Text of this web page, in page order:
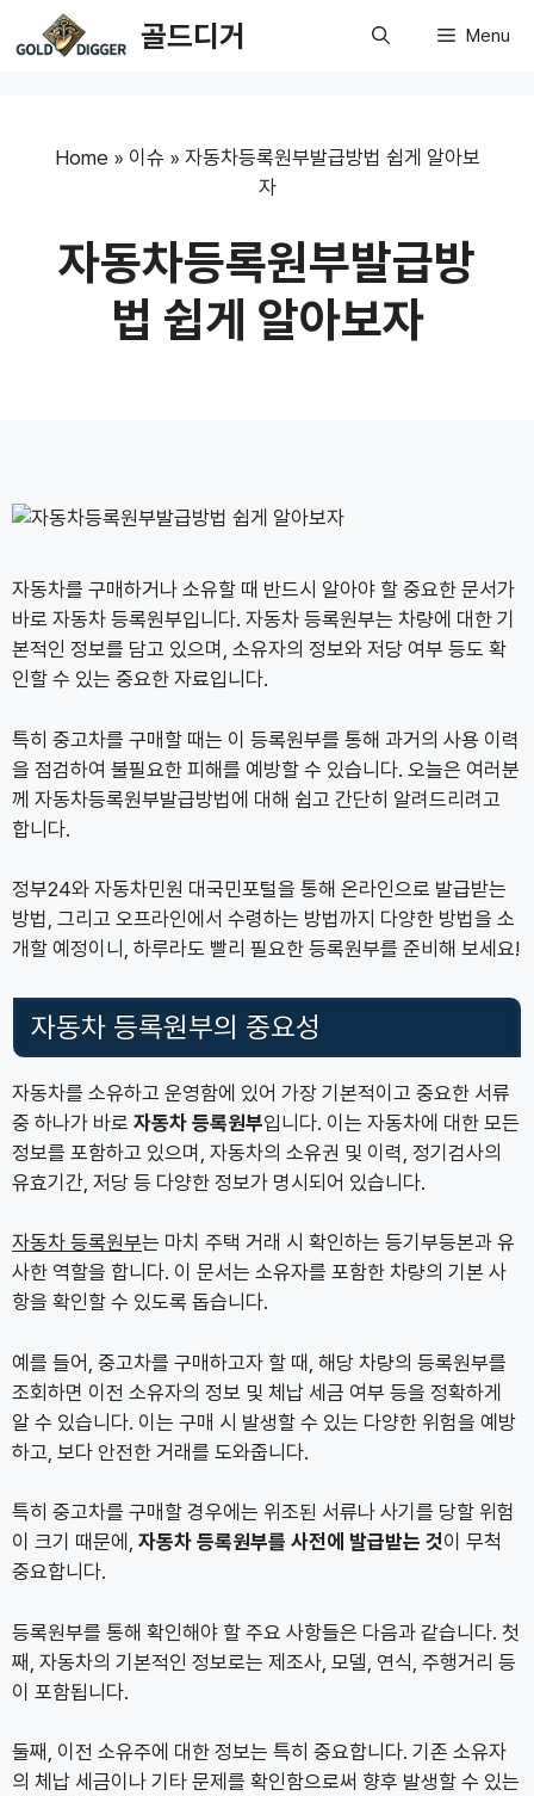
to
골드디거 Menu
Home » 이슈 » 자동차등록원부발급방법 쉽게 알아보
자
자동차등록원부발급방
법 쉽게 알아보자
자동차를 구매하거나 소유할 때 반드시 알아야 할 중요한 문서가
바로 자동차 등록원부입니다. 자동차 등록원부는 차량에 대한 기
본적인 정보를 담고 있으며, 소유자의 정보와 저당 여부 등도 확
인할 수 있는 중요한 자료입니다.
특히 중고차를 구매할 때는 이 등록원부를 통해 과거의 사용 이력
을 점검하여 불필요한 피해를 예방할 수 있습니다. 오늘은 여러분
께 자동차등록원부발급방법에 대해 쉽고 간단히 알려드리려고
합니다.
정부24와 자동차민원 대국민포털을 통해 온라인으로 발급받는
방법, 그리고 오프라인에서 수령하는 방법까지 다양한 방법을 소
개할 예정이니, 하루라도 빨리 필요한 등록원부를 준비해 보세요!
자동차 등록원부의 중요성
자동차를 소유하고 운영함에 있어 가장 기본적이고 중요한 서류
중 하나가 바로 자동차 등록원부입니다. 이는 자동차에 대한 모든
정보를 포함하고 있으며, 자동차의 소유권 및 이력, 정기검사의
유효기간, 저당 등 다양한 정보가 명시되어 있습니다.
자동차 등록원부는 마치 주택 거래 시 확인하는 등기부등본과 유
사한 역할을 합니다. 이 문서는 소유자를 포함한 차량의 기본 사
항을 확인할 수 있도록 돕습니다.
예를 들어, 중고차를 구매하고자 할 때, 해당 차량의 등록원부를
조회하면 이전 소유자의 정보 및 체납 세금 여부 등을 정확하게
알 수 있습니다. 이는 구매 시 발생할 수 있는 다양한 위험을 예방
하고, 보다 안전한 거래를 도와줍니다.
특히 중고차를 구매할 경우에는 위조된 서류나 사기를 당할 위험
이 크기 때문에, 자동차 등록원부를 사전에 발급받는 것이 무척
중요합니다.
등록원부를 통해 확인해야 할 주요 사항들은 다음과 같습니다. 첫
째, 자동차의 기본적인 정보로는 제조사, 모델, 연식, 주행거리 등
이 포함됩니다.
둘째, 이전 소유주에 대한 정보는 특히 중요합니다. 기존 소유자
의 체납 세금이나 기타 문제를 확인함으로써 향후 발생할 수 있는